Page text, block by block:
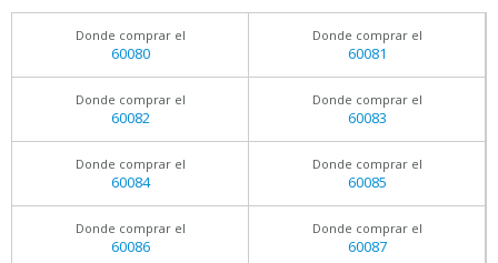
Donde comprar el
60080
Donde comprar el
60081
Donde comprar el
60082
Donde comprar el
60083
Donde comprar el
60084
Donde comprar el
60085
Donde comprar el
60086
Donde comprar el
60087